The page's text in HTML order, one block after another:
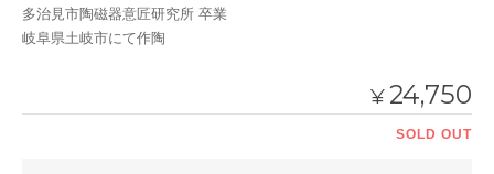
多治見市陶磁器意匠研究所 卒業
岐阜県土岐市にて作陶
¥24,750
SOLD OUT